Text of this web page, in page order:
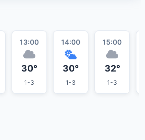
13:00
30°
1-3
14:00
30°
1-3
15:00
32°
1-3